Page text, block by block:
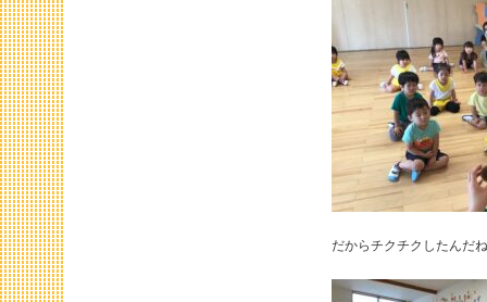
だからチクチクしたんだね